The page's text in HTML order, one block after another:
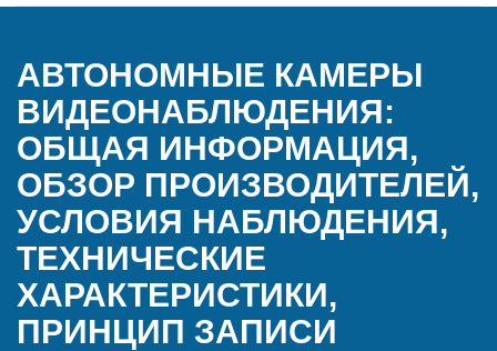
АВТОНОМНЫЕ КАМЕРЫ
ВИДЕОНАБЛЮДЕНИЯ:
ОБЩАЯ ИНФОРМАЦИЯ,
ОБЗОР ПРОИЗВОДИТЕЛЕЙ,
УСЛОВИЯ НАБЛЮДЕНИЯ,
ТЕХНИЧЕСКИЕ
ХАРАКТЕРИСТИКИ,
ПРИНЦИП ЗАПИСИ